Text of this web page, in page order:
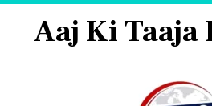
Aaj Ki Taaja